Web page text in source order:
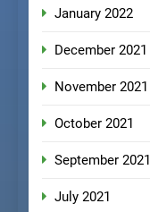
January 2022
December 2021
November 2021
October 2021
September 2021
July 2021